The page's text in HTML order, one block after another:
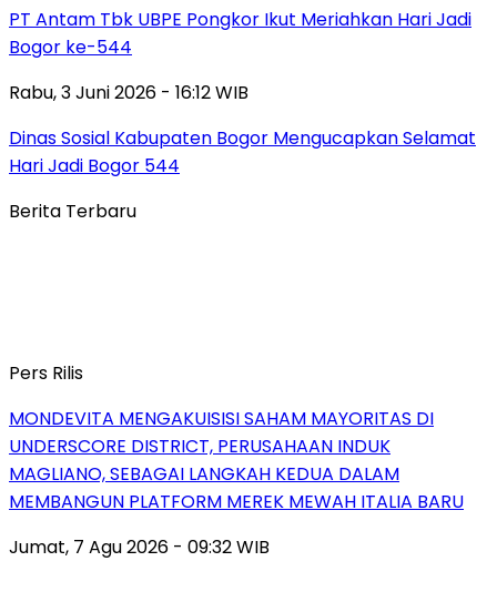
PT Antam Tbk UBPE Pongkor Ikut Meriahkan Hari Jadi
Bogor ke-544
Rabu, 3 Juni 2026 - 16:12 WIB
Dinas Sosial Kabupaten Bogor Mengucapkan Selamat
Hari Jadi Bogor 544
Berita Terbaru
Pers Rilis
MONDEVITA MENGAKUISISI SAHAM MAYORITAS DI
UNDERSCORE DISTRICT, PERUSAHAAN INDUK
MAGLIANO, SEBAGAI LANGKAH KEDUA DALAM
MEMBANGUN PLATFORM MEREK MEWAH ITALIA BARU
Jumat, 7 Agu 2026 - 09:32 WIB